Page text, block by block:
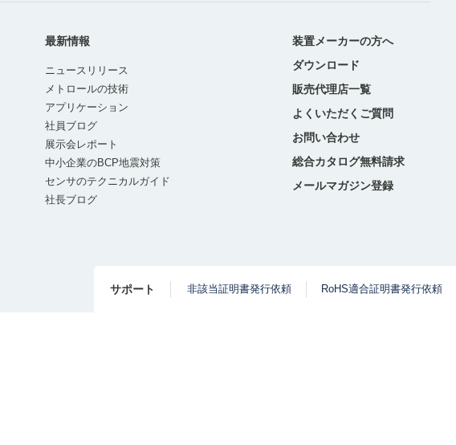
最新情報
ニュースリリース
メトロールの技術
アプリケーション
社員ブログ
展示会レポート
中小企業のBCP地震対策
センサのテクニカルガイド
社長ブログ
装置メーカーの方へ
ダウンロード
販売代理店一覧
よくいただくご質問
お問い合わせ
総合カタログ無料請求
メールマガジン登録
サポート 非該当証明書発行依頼 RoHS適合証明書発行依頼